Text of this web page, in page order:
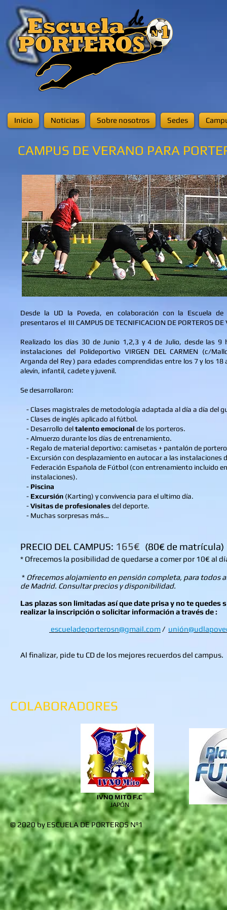
CAMPUS DE VERANO PARA
Desde la UD la Poveda, en colaboración con la Escuela de
presentaros el III CAMPUS DE TECNIFICACION DE PORTEROS DE
Realizado los días 30 de Junio 1,2,3 y 4 de Julio, desde las
instalaciones del Polideportivo VIRGEN DEL CARMEN (c/
Arganda del Rey ) para edades comprendidas entre los 7 y los
alevín, infantil, cadete y juvenil.
Se desarrollaron:
- Clases magistrales de metodología adaptada al día a día del
- Clases de inglés aplicado al fútbol.
- Desarrollo deltalento emocional de los porteros.
- Almuerzo durante los días de entrenamiento.
- Regalo de material deportivo: camisetas + pantalón de
- Excursión con desplazamiento en autocar a las instalaciones
Federación Española de Fútbol (con entrenamiento incluido
instalaciones).
- Piscina
- Excursión (Karting) y convivencia para el ultimo día.
-Visitas de profesionalesdel deporte.
- Muchas sorpresas más…
PRECIO DEL CAMPUS: 165€ (80€ de matrícula)
* Ofrecemos la posibilidad de quedarse a comer por 10€ al
* Ofrecemos alojamiento en pensión completa, para todos
de Madrid. Consultar precios y disponibilidad.
Las plazas son limitadas así que date prisa y no te quedes
realizar la inscripción o solicitar información a través de :
escueladeporterosn@gmail.com /
Al finalizar, pide tu CD de los mejores recuerdos del campus.
COLABORADORES
IVNO MITO F.C
JAPÓN
Inicio Noticias Sobre nosotros Sedes
© 2020 by ESCUELA DE PORTEROS Nº1